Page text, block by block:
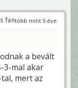
több mint 5 éve
fan
a bevált
3-mal akar
mert az